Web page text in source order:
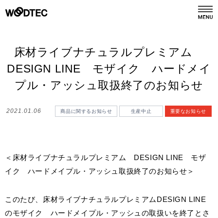
デジタルカタログ カタログ請求
商品情報 PRODUCTS
会社情報
床材ライブナチュラルプレミアム
DESIGN LINE モザイク ハードメイ
プル・アッシュ取扱終了のお知らせ
2021.01.06 商品に関するお知らせ 生産中止 重要なお知らせ
＜床材ライブナチュラルプレミアム DESIGN LINE モザ
イク ハードメイプル・アッシュ取扱終了のお知らせ＞
このたび、床材ライブナチュラルプレミアムDESIGN LINE
のモザイク ハードメイプル・アッシュの取扱いを終了とさ